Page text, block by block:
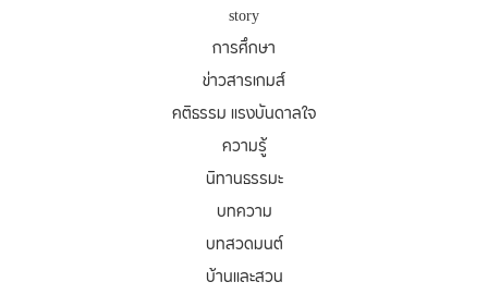
story
การศึกษา
ข่าวสารเกมส์
คติธรรม แรงบันดาลใจ
ความรู้
นิทานธรรมะ
บทความ
บทสวดมนต์
บ้านและสวน